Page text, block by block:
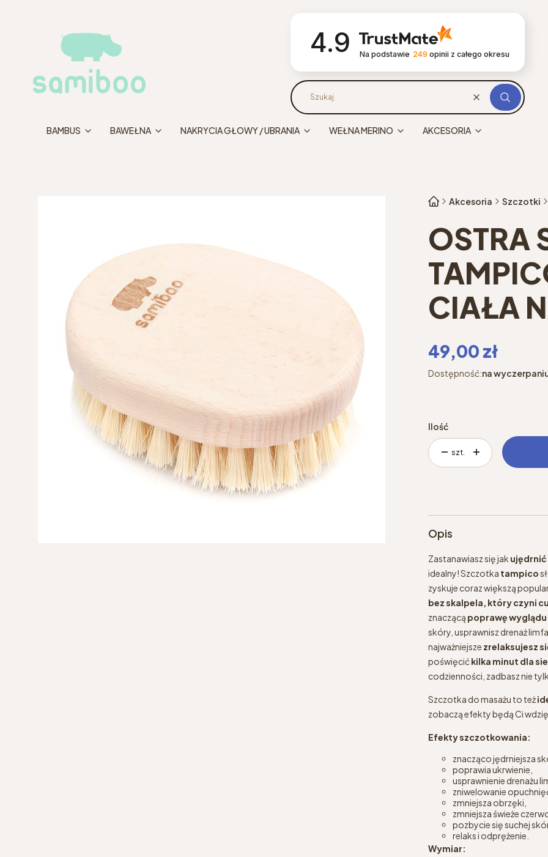
4.9 Na podstawie 249 opinii z całego okresu
WyczyśćSzukaj
BAMBUS BAWEŁNA NAKRYCIA GŁOWY / UBRANIA WEŁNA MERINO AKCESORIA
Akcesoria Szczotki
OSTRA
CIAŁA
Cena
49,00 zł
Dostępność:na
Ilość
szt.
Opis
Zastanawiasz się jak ujędrnić
idealny! Szczotka tampico
zyskuje coraz większą
bez skalpela, który czyni
znaczącą poprawę
skóry, usprawnisz drenaż
najważniejsze zrelaksujesz
poświęcićkilka minut dla
codzienności, zadbasz nie
Szczotka do masażu to też
zobaczą efekty będą Ci
Efekty szczotkowania:
znacząco jędrniejsza
poprawia ukrwienie,
usprawnienie drenażu
zniwelowanie
zmniejsza obrzęki,
zmniejsza świeże
pozbycie się suchej
relaks i odprężenie.
Wymiar: